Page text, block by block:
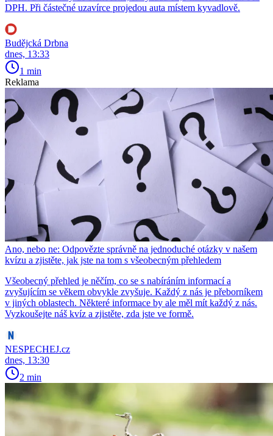
DPH. Při částečné uzavírce projedou auta místem kyvadlově.
Budějcká Drbna
dnes, 13:33
1 min
Reklama
Ano, nebo ne: Odpovězte správně na jednoduché otázky v našem
kvízu a zjistěte, jak jste na tom s všeobecným přehledem
Všeobecný přehled je něčím, co se s nabíráním informací a
zvyšujícím se věkem obvykle zvyšuje. Každý z nás je přeborníkem
v jiných oblastech. Některé informace by ale měl mít každý z nás.
Vyzkoušejte náš kvíz a zjistěte, zda jste ve formě.
NESPECHEJ.cz
dnes, 13:30
2 min